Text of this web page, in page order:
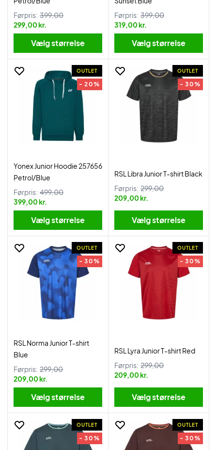
Førpris: 399,00
299,00 kr.
Vælg størrelse
Førpris: 399,00
319,00 kr.
Vælg størrelse
OUTLET
- 20%
Yonex Junior Hoodie 257656
Petrol/Blue
Førpris: 499,00
399,00 kr.
Vælg størrelse
OUTLET
- 30%
RSL Libra Junior T-shirt Black
Førpris: 299,00
209,00 kr.
Vælg størrelse
OUTLET
- 30%
RSL Norma Junior T-shirt
Blue
Førpris: 299,00
209,00 kr.
Vælg størrelse
OUTLET
- 30%
RSL Lyra Junior T-shirt Red
Førpris: 299,00
209,00 kr.
Vælg størrelse
OUTLET
- 30%
OUTLET
- 30%